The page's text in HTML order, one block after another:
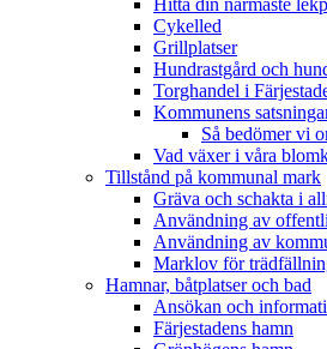
Hitta din närmaste
Cykelled
Grillplatser
Hundrastgård och
Torghandel i
Kommunens
Så bedömer vi
Vad växer i våra
Tillstånd på kommunal mark
Gräva och schakta i
Användning av
Användning av
Marklov för
Hamnar, båtplatser och bad
Ansökan och
Färjestadens hamn